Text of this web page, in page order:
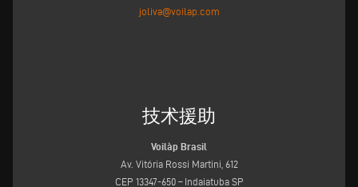
joliva@voilap.com
技术援助
Voilàp Brasil
Av. Vitória Rossi Martini, 612
CEP 13347-650 – Indaiatuba SP